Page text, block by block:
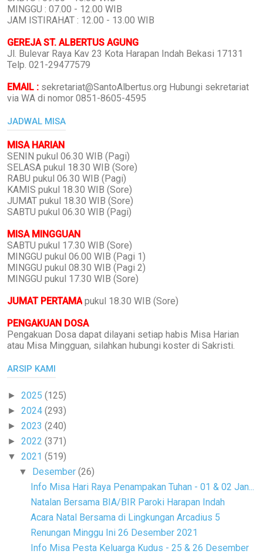
MINGGU : 07.00 - 12.00 WIB
JAM ISTIRAHAT : 12.00 - 13.00 WIB
GEREJA ST. ALBERTUS AGUNG
Jl. Bulevar Raya Kav 23 Kota Harapan Indah Bekasi 17131
Telp. 021-29477579
EMAIL : sekretariat@SantoAlbertus.org Hubungi sekretariat
via WA di nomor 0851-8605-4595
JADWAL MISA
MISA HARIAN
SENIN pukul 06.30 WIB (Pagi)
SELASA pukul 18.30 WIB (Sore)
RABU pukul 06.30 WIB (Pagi)
KAMIS pukul 18.30 WIB (Sore)
JUMAT pukul 18.30 WIB (Sore)
SABTU pukul 06.30 WIB (Pagi)
MISA MINGGUAN
SABTU pukul 17.30 WIB (Sore)
MINGGU pukul 06.00 WIB (Pagi 1)
MINGGU pukul 08.30 WIB (Pagi 2)
MINGGU pukul 17.30 WIB (Sore)
JUMAT PERTAMA pukul 18.30 WIB (Sore)
PENGAKUAN DOSA
Pengakuan Dosa dapat dilayani setiap habis Misa Harian
atau Misa Mingguan, silahkan hubungi koster di Sakristi.
ARSIP KAMI
► 2025 (125)
► 2024 (293)
► 2023 (240)
► 2022 (371)
▼ 2021 (519)
▼ Desember(26)
Info Misa Hari Raya Penampakan Tuhan - 01 & 02 Jan...
Natalan Bersama BIA/BIR Paroki Harapan Indah
Acara Natal Bersama di Lingkungan Arcadius 5
Renungan Minggu Ini 26 Desember 2021
Info Misa Pesta Keluarga Kudus - 25 & 26 Desember